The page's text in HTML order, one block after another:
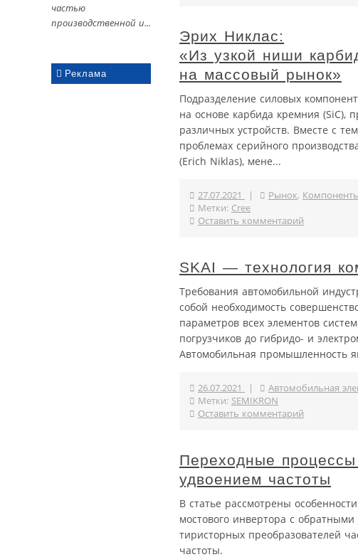
частью
производственной и...
Реклама
Эрих Никлас:
«Из узкой ниши
на массовый рынок»
Подразделение силовых
на основе карбида кремния (SiC),
различных устройств. Вместе с
проблемах серийного
(Erich Niklas), мене...
27.07.2021 | Рынок,
Метки: Сree
Оставить комментарий
SKAI — технология
Требования автомобильной
собой необходимость
параметров всех элементов
погрузчиков до гибридо- и
Автомобильная промышленность
26.07.2021 |
Автомобильная
Метки: SEMIKRON
Оставить комментарий
Переходные процессы
удвоением частоты
В статье рассмотрены
мостового инвертора с
тиристорных преобразователей
частоты.